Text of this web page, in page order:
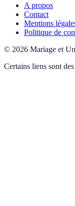
A propos
Contact
Mentions
Politique de
© 2026 Mariage et
Certains liens sont